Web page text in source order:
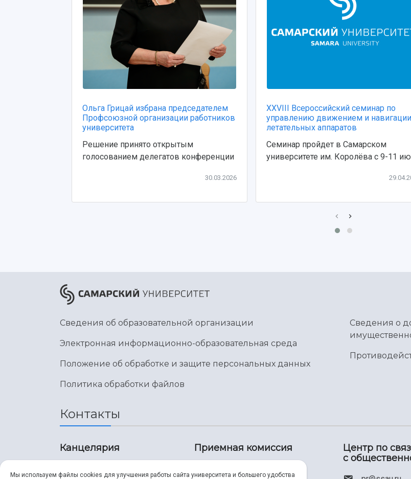
Ольга Грицай избрана председателем
Профсоюзной организации работников
университета
Решение принято открытым
голосованием делегатов конференции
30.03.2026
XXVIII Всероссийский семинар по
управлению движением и навигации
летательных аппаратов
Семинар пройдет в Самарском
университете им. Королёва с 9-11
Сведения об образовательной организации
Электронная информационно-образовательная среда
Положение об обработке и защите персональных данных
Политика обработки файлов
Сведения о
Контакты
Канцелярия Приемная комиссия
Центр по
с
Мы используем файлы cookies для улучшения работы сайта университета и большего удобства